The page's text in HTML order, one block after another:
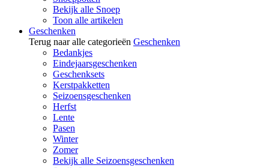
Bekijk alle Snoep
Toon alle artikelen
Geschenken
Terug naar alle categorieën Geschenken
Bedankjes
Eindejaarsgeschenken
Geschenksets
Kerstpakketten
Seizoensgeschenken
Herfst
Lente
Pasen
Winter
Zomer
Bekijk alle Seizoensgeschenken